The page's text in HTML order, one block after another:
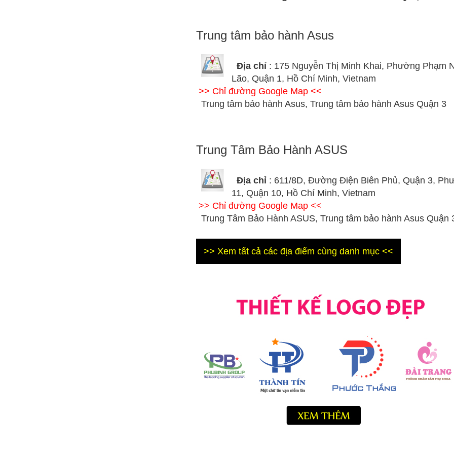
Trung tâm bảo hành Asus
Địa chỉ : 175 Nguyễn Thị Minh Khai, Phường Phạm
Lão, Quận 1, Hồ Chí Minh, Vietnam
>> Chỉ đường Google Map <<
Trung tâm bảo hành Asus, Trung tâm bảo hành Asus Quận 3
Trung Tâm Bảo Hành ASUS
Địa chỉ : 611/8D, Đường Điện Biên Phủ, Quận 3,
11, Quận 10, Hồ Chí Minh, Vietnam
>> Chỉ đường Google Map <<
Trung Tâm Bảo Hành ASUS, Trung tâm bảo hành Asus Quận
>> Xem tất cả các địa điểm cùng danh mục <<